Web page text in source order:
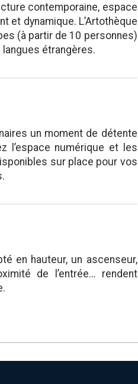
contemporaine, espace
et dynamique. L’Artothèque
(à partir de 10 personnes)
étrangères.
un moment de détente
l’espace numérique et les
sur place pour vos
en hauteur, un ascenseur,
de l’entrée… rendent